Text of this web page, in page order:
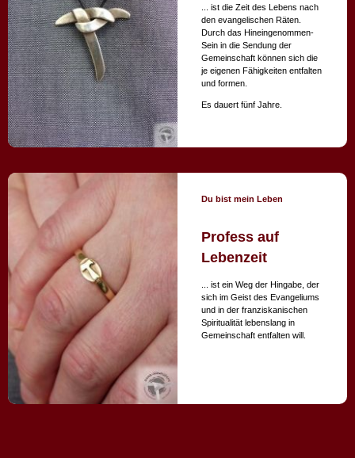
... ist die Zeit des Lebens nach
den evangelischen Räten.
Durch das Hineingenommen-
Sein in die Sendung der
Gemeinschaft können sich die
je eigenen Fähigkeiten entfalten
und formen.
Es dauert fünf Jahre.
Du bist mein Leben
Profess auf
Lebenzeit
... ist ein Weg der Hingabe, der
sich im Geist des Evangeliums
und in der franziskanischen
Spiritualität lebenslang in
Gemeinschaft entfalten will.